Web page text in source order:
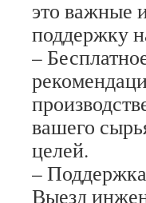
это важные
поддержку
–
вашего
целей.
–
Выезд